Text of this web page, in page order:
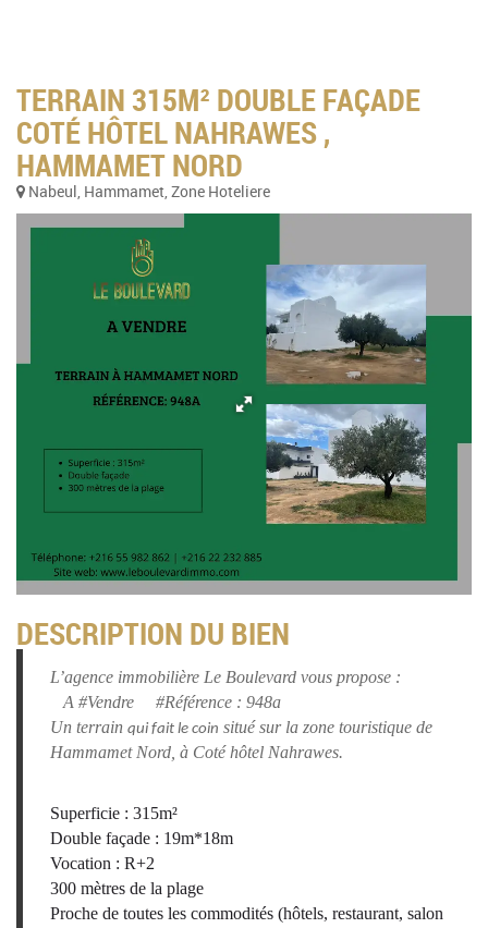
TERRAIN 315M² DOUBLE FAÇADE
COTÉ HÔTEL NAHRAWES ,
HAMMAMET NORD
Nabeul, Hammamet, Zone Hoteliere
DESCRIPTION DU BIEN
L’agence immobilière Le Boulevard vous propose :
A #Vendre #Référence : 948a
Un terrain qui fait le coin situé sur la zone touristique de
Hammamet Nord, à Coté hôtel Nahrawes.
Superficie : 315m²
Double façade : 19m*18m
Vocation : R+2
300 mètres de la plage
Proche de toutes les commodités (hôtels, restaurant, salon